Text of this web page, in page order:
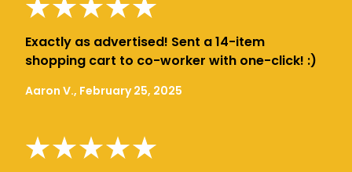
Exactly as advertised! Sent a 14-item
shopping cart to co-worker with one-click! :)
Aaron V., February 25, 2025